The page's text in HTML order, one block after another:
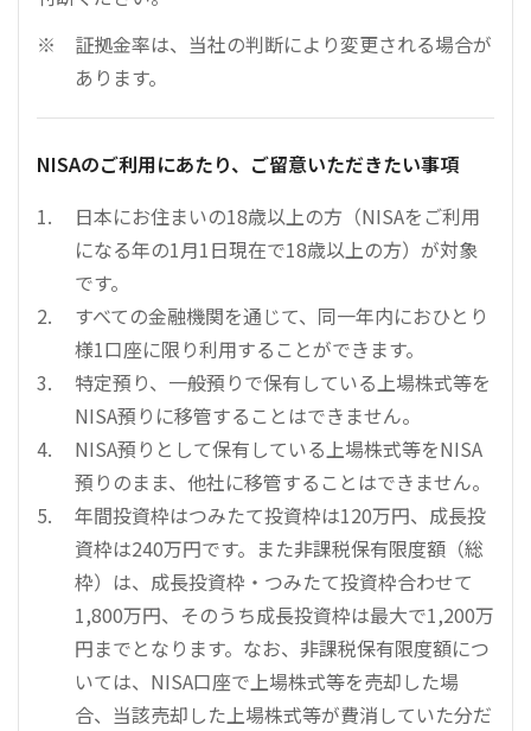
証拠金率は、当社の判断により変更される場合が
あります。
NISAのご利用にあたり、ご留意いただきたい事項
日本にお住まいの18歳以上の方（NISAをご利用
になる年の1月1日現在で18歳以上の方）が対象
です。
すべての金融機関を通じて、同一年内におひとり
様1口座に限り利用することができます。
特定預り、一般預りで保有している上場株式等を
NISA預りに移管することはできません。
NISA預りとして保有している上場株式等をNISA
預りのまま、他社に移管することはできません。
年間投資枠はつみたて投資枠は120万円、成長投
資枠は240万円です。また非課税保有限度額（総
枠）は、成長投資枠・つみたて投資枠合わせて
1,800万円、そのうち成長投資枠は最大で1,200万
円までとなります。なお、非課税保有限度額につ
いては、NISA口座で上場株式等を売却した場
合、当該売却した上場株式等が費消していた分だ